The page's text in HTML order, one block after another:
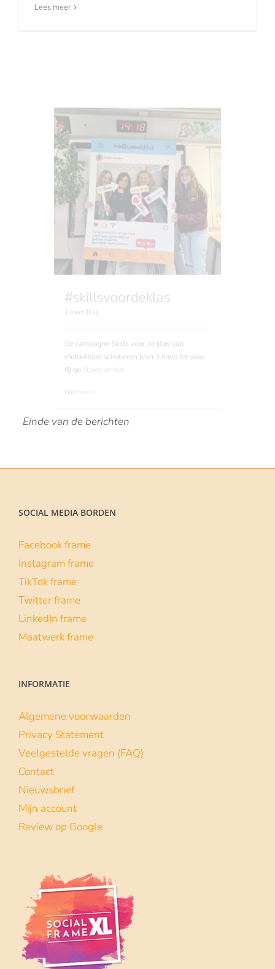
Lees meer
#skillsvoordeklas
middelbare scholieren (van 3 havo tot vwo
6) op| Lees verder
Baby Shower frame
12 november 2021
Een babyshower is altijd een moment om
doen is dan| Lees verder
Lees meer